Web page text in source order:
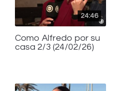
24:46
Como Alfredo por su
casa 2/3 (24/02/26)